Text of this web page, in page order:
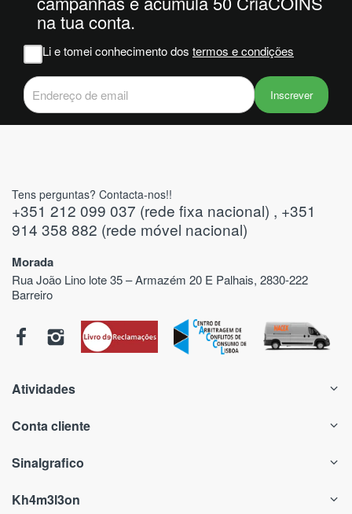
na tua conta.
Li e tomei conhecimento dos termos e condições
Inscrever
Tens perguntas? Contacta-nos!!
+351 212 099 037 (rede fixa nacional) , +351
914 358 882 (rede móvel nacional)
Morada
Rua João Lino lote 35 – Armazém 20 E Palhais, 2830-222
Barreiro
Atividades
Conta cliente
Sinalgrafico
Kh4m3l3on